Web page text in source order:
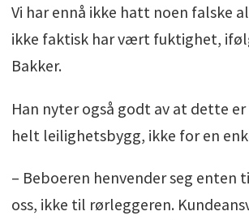
Vi har ennå ikke hatt noen falske
ikke faktisk har vært fuktighet,
Bakker.
Han nyter også godt av at dette
helt leilighetsbygg, ikke for en
– Beboeren henvender seg enten
oss, ikke til rørleggeren.